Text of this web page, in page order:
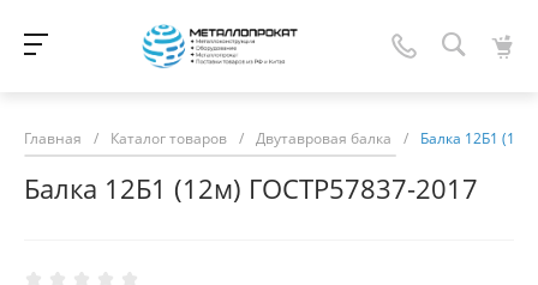
Главная / Каталог товаров / Двутавровая балка / Балка 12Б1
Балка 12Б1 (12м) ГОСТР57837-2017